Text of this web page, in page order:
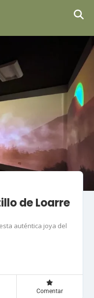
de Loarre
auténtica joya del
Comentar